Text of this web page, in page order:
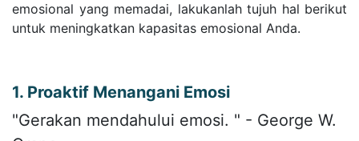
emosional yang memadai, lakukanlah tujuh hal berikut
untuk meningkatkan kapasitas emosional Anda.
1. Proaktif Menangani Emosi
"Gerakan mendahului emosi. " - George W.